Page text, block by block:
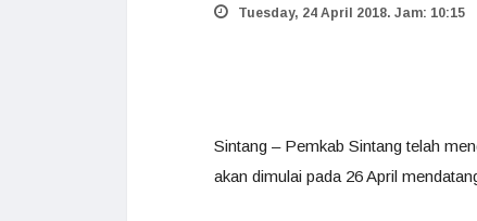
Tuesday, 24 April 2018. Jam: 10:15
Sintang – Pemkab Sintang telah
akan dimulai pada 26 April